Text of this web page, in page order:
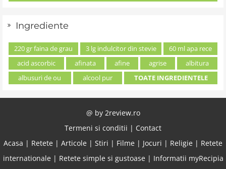
Ingrediente
220 gr faina de grau 3 lg indulcitor din stevie
60 ml apa rece
acid ascorbic
afinata afine agrise
albitura
albusuri de ou
alcool pur TOATE INGREDIENTELE
@ by 2review.ro
Termeni si conditii | Contact
Acasa | Retete | Articole | Stiri | Filme | Jocuri | Religie | Retete
internationale| Retete simple si gustoase| Informatii myRecipia